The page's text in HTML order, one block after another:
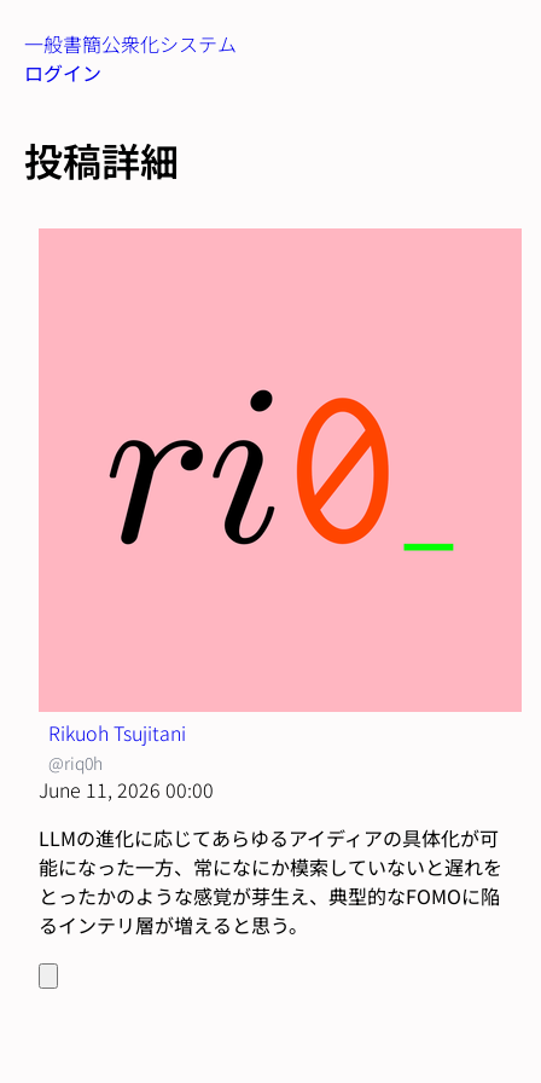
一般書簡公衆化システム
ログイン
投稿詳細
Rikuoh Tsujitani
@riq0h
June 11, 2026 00:00
LLMの進化に応じてあらゆるアイディアの具体化が可
能になった一方、常になにか模索していないと遅れを
とったかのような感覚が芽生え、典型的なFOMOに陥
るインテリ層が増えると思う。